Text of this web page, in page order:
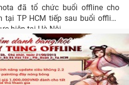
đã tổ chức buổi offline cho
tại TP HCM tiếp sau buổi offline
hiện tại Hà Nội.